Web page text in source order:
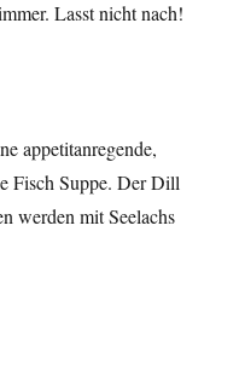
Lasst nicht nach!
appetitanregende,
Fisch Suppe. Der Dill
werden mit Seelachs